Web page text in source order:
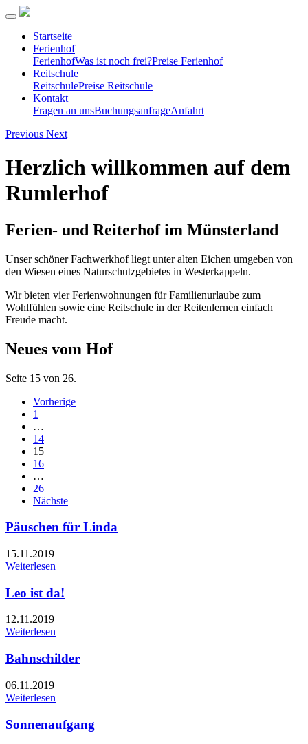
Startseite
Ferienhof
FerienhofWas ist noch frei?Preise Ferienhof
Reitschule
ReitschulePreise Reitschule
Kontakt
Fragen an unsBuchungsanfrageAnfahrt
Previous Next
Herzlich willkommen auf dem
Rumlerhof
Ferien- und Reiterhof im Münsterland
Unser schöner Fachwerkhof liegt unter alten Eichen umgeben von
den Wiesen eines Naturschutzgebietes in Westerkappeln.
Wir bieten vier Ferienwohnungen für Familienurlaube zum
Wohlfühlen sowie eine Reitschule in der Reitenlernen einfach
Freude macht.
Neues vom Hof
Seite 15 von 26.
Vorherige
1
…
14
15
16
…
26
Nächste
Päuschen für Linda
15.11.2019
Weiterlesen
Leo ist da!
12.11.2019
Weiterlesen
Bahnschilder
06.11.2019
Weiterlesen
Sonnenaufgang